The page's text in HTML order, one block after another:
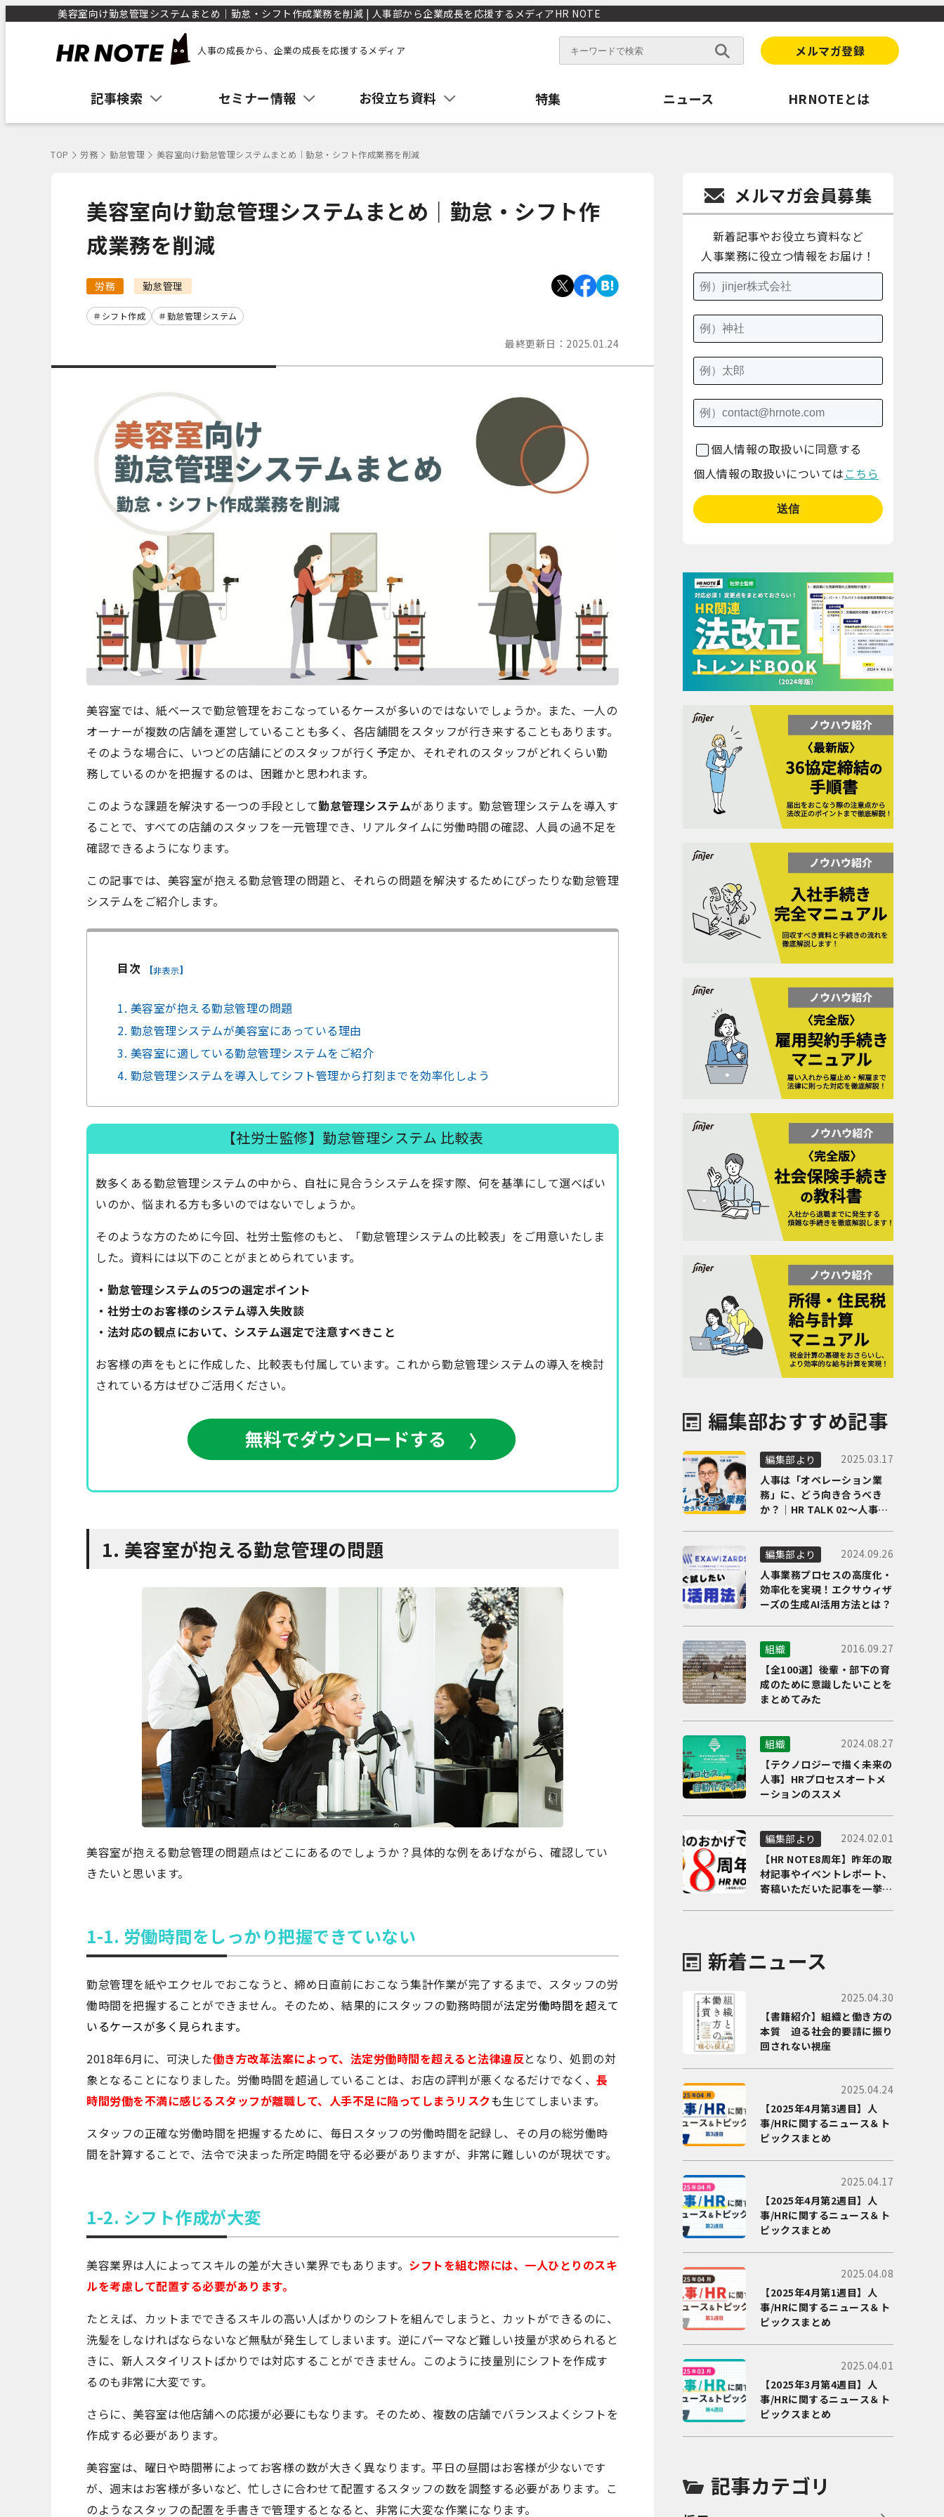
美容室向け勤怠管理システムまとめ｜勤怠・シフト作成業務を削減 | 人事部から企業成長を応援するメディアHR NOTE
人事の成長から、企業の成長を応援するメディア メルマガ登録
記事検索 セミナー情報 お役立ち資料 特集 ニュース HRNOTEとは
TOP 労務 勤怠管理 美容室向け勤怠管理システムまとめ｜勤怠・シフト作成業務を削減
美容室向け勤怠管理システムまとめ｜勤怠・シフト作
成業務を削減
労務 勤怠管理
シフト作成 勤怠管理システム
最終更新日： 2025.01.24
美容室では、紙ベースで勤怠管理をおこなっているケースが多いのではないでしょうか。また、一人の
オーナーが複数の店舗を運営していることも多く、各店舗間をスタッフが行き来することもあります。
そのような場合に、いつどの店舗にどのスタッフが行く予定か、それぞれのスタッフがどれくらい勤
務しているのかを把握するのは、困難かと思われます。
このような課題を解決する一つの手段として勤怠管理システムがあります。勤怠管理システムを導入す
ることで、すべての店舗のスタッフを一元管理でき、リアルタイムに労働時間の確認、人員の過不足を
確認できるようになります。
この記事では、美容室が抱える勤怠管理の問題と、それらの問題を解決するためにぴったりな勤怠管理
システムをご紹介します。
目次 [非表示]
1. 美容室が抱える勤怠管理の問題
2. 勤怠管理システムが美容室にあっている理由
3. 美容室に適している勤怠管理システムをご紹介
4. 勤怠管理システムを導入してシフト管理から打刻までを効率化しよう
【社労士監修】勤怠管理システム 比較表
数多くある勤怠管理システムの中から、自社に見合うシステムを探す際、何を基準にして選べばい
いのか、悩まれる方も多いのではないでしょうか。
そのような方のために今回、社労士監修のもと、「勤怠管理システムの比較表」をご用意いたしま
した。資料には以下のことがまとめられています。
・勤怠管理システムの5つの選定ポイント
・社労士のお客様のシステム導入失敗談
・法対応の観点において、システム選定で注意すべきこと
お客様の声をもとに作成した、比較表も付属しています。これから勤怠管理システムの導入を検討
されている方はぜひご活用ください。
1. 美容室が抱える勤怠管理の問題
美容室が抱える勤怠管理の問題点はどこにあるのでしょうか？具体的な例をあげながら、確認してい
きたいと思います。
1-1. 労働時間をしっかり把握できていない
勤怠管理を紙やエクセルでおこなうと、締め日直前におこなう集計作業が完了するまで、スタッフの労
働時間を把握することができません。そのため、結果的にスタッフの勤務時間が法定労働時間を超えて
いるケースが多く見られます。
2018年6月に、可決した働き方改革法案によって、法定労働時間を超えると法律違反となり、処罰の対
象となることになりました。労働時間を超過していることは、お店の評判が悪くなるだけでなく、 長
時間労働を不満に感じるスタッフが離職して、人手不足に陥ってしまうリスクも生じてしまいます。
スタッフの正確な労働時間を把握するために、毎日スタッフの労働時間を記録し、その月の総労働時
間を計算することで、法令で決まった所定時間を守る必要がありますが、非常に難しいのが現状です。
1-2. シフト作成が大変
美容業界は人によってスキルの差が大きい業界でもあります。 シフトを組む際には、一人ひとりのスキ
ルを考慮して配置する必要があります。
たとえば、カットまでできるスキルの高い人ばかりのシフトを組んでしまうと、カットができるのに、
洗髪をしなければならないなど無駄が発生してしまいます。逆にパーマなど難しい技量が求められると
きに、新人スタイリストばかりでは対応することができません。このように技量別にシフトを作成す
るのも非常に大変です。
さらに、美容室は他店舗への応援が必要にもなります。そのため、複数の店舗でバランスよくシフトを
作成する必要があります。
美容室は、曜日や時間帯によってお客様の数が大きく異なります。平日の昼間はお客様が少ないです
が、週末はお客様が多いなど、忙しさに合わせて配置するスタッフの数を調整する必要があります。こ
のようなスタッフの配置を手書きで管理するとなると、非常に大変な作業になります。
メルマガ会員募集
新着記事やお役立ち資料など
人事業務に役立つ情報をお届け！
個人情報の取扱いに同意する
個人情報の取扱いについては こちら
編集部おすすめ記事
編集部より
2025.03.17
人事は「オペレーション業
務」に、どう向き合うべき
か？｜HR TALK 02～人事DX
編集部より
2024.09.26
人事業務プロセスの高度化・
効率化を実現！エクサウィザ
ーズの生成AI活用方法とは？
組織
2016.09.27
【全100選】後輩・部下の育
成のために意識したいことを
まとめてみた
組織
2024.08.27
【テクノロジーで描く未来の
人事】HRプロセスオートメ
ーションのススメ
編集部より
2024.02.01
【HR NOTE8周年】昨年の取
材記事やイベントレポート、
寄稿いただいた記事を一挙に
新着ニュース
2025.04.30
【書籍紹介】組織と働き方の
本質 迫る社会的要請に振り
回されない視座
2025.04.24
【2025年4月第3週目】人
事/HRに関するニュース＆ト
ピックスまとめ
2025.04.17
【2025年4月第2週目】人
事/HRに関するニュース＆ト
ピックスまとめ
2025.04.08
【2025年4月第1週目】人
事/HRに関するニュース＆ト
ピックスまとめ
2025.04.01
【2025年3月第4週目】人
事/HRに関するニュース＆ト
ピックスまとめ
記事カテゴリ